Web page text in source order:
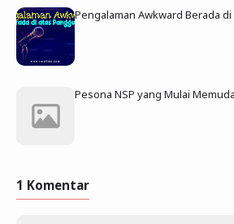
Pengalaman Awkward Berada
Pesona NSP yang Mulai
1 Komentar